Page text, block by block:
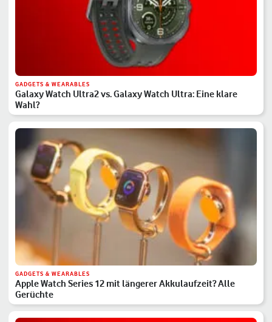
GADGETS & WEARABLES
Galaxy Watch Ultra2 vs. Galaxy Watch Ultra: Eine klare
Wahl?
GADGETS & WEARABLES
Apple Watch Series 12 mit längerer Akkulaufzeit? Alle
Gerüchte